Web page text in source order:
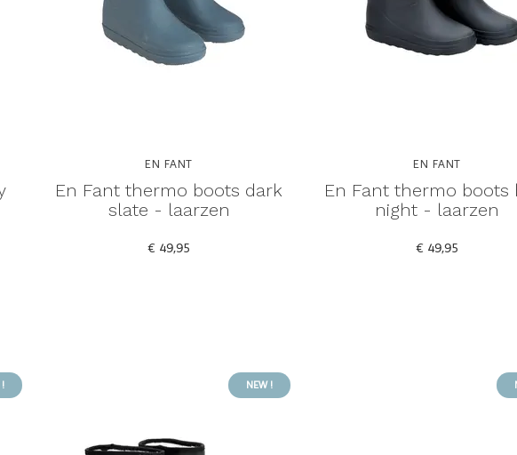
EN FANT
En Fant thermo boots dark
slate - laarzen
€ 49,95
EN FANT
En Fant thermo boots
night - laarzen
€ 49,95
! NEW !